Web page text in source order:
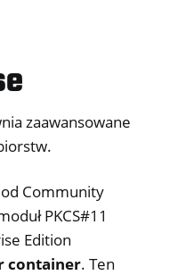
zaawansowane
od Community
PKCS#11
Edition
container. Ten